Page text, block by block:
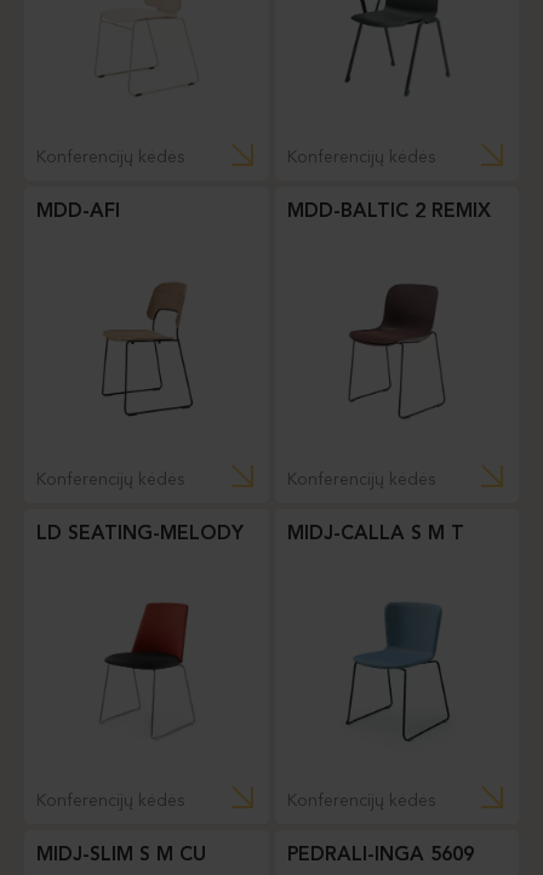
Konferencijų kėdės Konferencijų kėdės
MDD-AFI
Konferencijų kėdės
MDD-BALTIC 2 REMIX
Konferencijų kėdės
LD SEATING-MELODY
Konferencijų kėdės
MIDJ-CALLA S M T
Konferencijų kėdės
MIDJ-SLIM S M CU PEDRALI-INGA 5609